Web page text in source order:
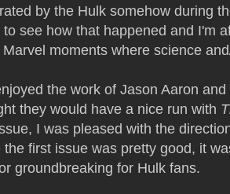
by the Hulk somehow during
to see how that happened and I'm
moments where science
the work of Jason Aaron
they would have a nice run with
I was pleased with the
the first issue was pretty good, it
groundbreaking for Hulk fans.